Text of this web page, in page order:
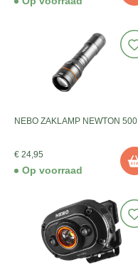
NEBO ZAKLAMP NEWTON 500
€ 24,95
Op voorraad